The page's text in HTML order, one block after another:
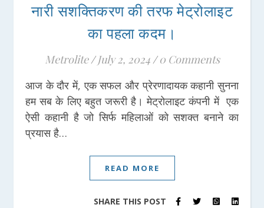
नारी सशक्तिकरण की तरफ मेट्रोलाइट
का पहला कदम।
Metrolite / July 2, 2024 / 0 Comments
आज के दौर में, एक सफल और प्रेरणादायक कहानी सुनना
हम सब के लिए बहुत जरूरी है। मेट्रोलाइट कंपनी में एक
ऐसी कहानी है जो सिर्फ महिलाओं को सशक्त बनाने का
प्रयास है…
READ MORE
SHARE THIS POST